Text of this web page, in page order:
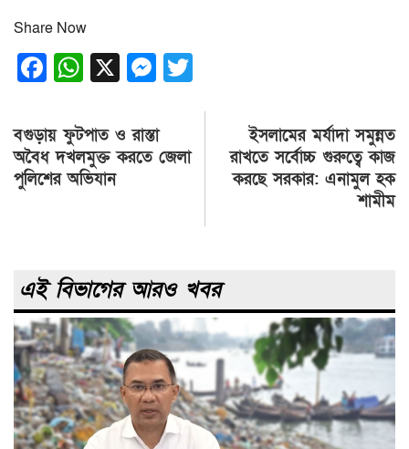
Share Now
Facebook
WhatsApp
X Messenger
Post
navigation
বগুড়ায় ফুটপাত ও রাস্তা
অবৈধ দখলমুক্ত করতে জেলা
পুলিশের অভিযান
ইসলামের মর্যাদা সমুন্নত
রাখতে সর্বোচ্চ গুরুত্বে কাজ
করছে সরকার: এনামুল হক
শামীম
এই বিভাগের আরও খবর